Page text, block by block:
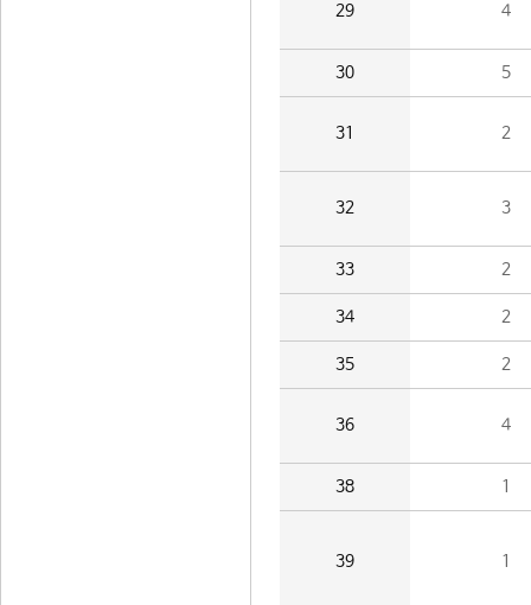
29 4
30 5
31 2
32 3
33 2
34 2
35 2
36 4
38 1
39 1